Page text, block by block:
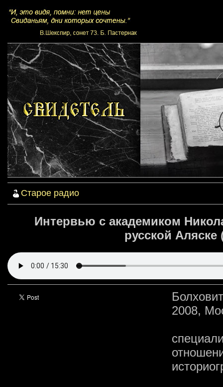
Старое радио
Интервью с академиком
русской Аляске
2008,